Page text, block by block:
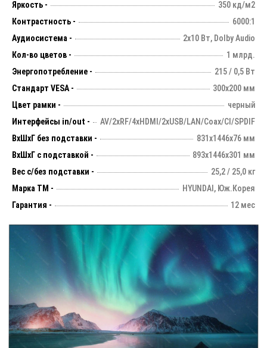
Яркость -
350 кд/м2
Контрастность -
6000:1
Аудиосистема -
2х10 Вт, Dolby Audio
Кол-во цветов -
1 млрд.
Энергопотребление -
215 / 0,5 Вт
Стандарт VESA -
300х200 мм
Цвет рамки -
черный
Интерфейсы in/out -
AV/2xRF/4xHDMI/2xUSB/LAN/Coax/CI/SPDIF
ВхШхГ без подставки -
831х1446х76 мм
ВхШхГ с подставкой -
893x1446x301 мм
Вес с/без подставки -
25,2 / 25,0 кг
Марка ТМ -
HYUNDAI, Юж.Корея
Гарантия -
12 мес